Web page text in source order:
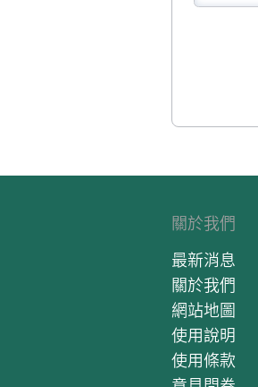
關於我們
最新消息
關於我們
網站地圖
使用說明
使用條款